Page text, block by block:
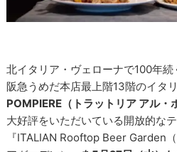
北イタリア・ヴェローナで100年続
阪急うめだ本店最上階13階のイタ
POMPIERE（トラットリア アル・
大好評をいただいている開放的な
『ITALIAN Rooftop Beer Garden